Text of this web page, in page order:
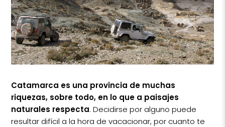
Catamarca es una provincia de muchas
riquezas, sobre todo, en lo que a paisajes
naturales respecta. Decidirse por alguno puede
resultar difícil a la hora de vacacionar, por cuanto te